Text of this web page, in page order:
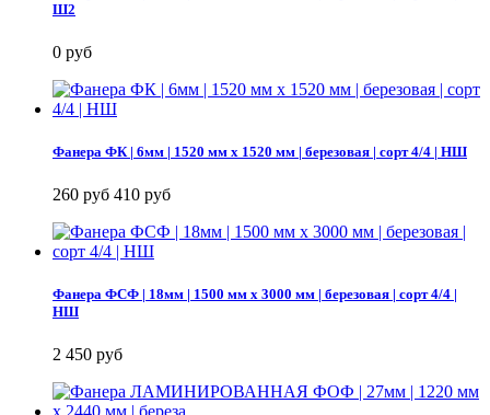
Ш2
0 руб
Фанера ФК | 6мм | 1520 мм х 1520 мм | березовая | сорт 4/4 | НШ
260 руб 410 руб
Фанера ФСФ | 18мм | 1500 мм х 3000 мм | березовая | сорт 4/4 |
НШ
2 450 руб